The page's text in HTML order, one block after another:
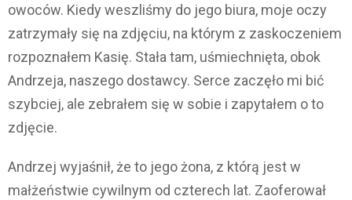
owoców. Kiedy weszliśmy do jego biura, moje oczy
zatrzymały się na zdjęciu, na którym z zaskoczeniem
rozpoznałem Kasię. Stała tam, uśmiechnięta, obok
Andrzeja, naszego dostawcy. Serce zaczęło mi bić
szybciej, ale zebrałem się w sobie i zapytałem o to
zdjęcie.
Andrzej wyjaśnił, że to jego żona, z którą jest w
małżeństwie cywilnym od czterech lat. Zaoferował